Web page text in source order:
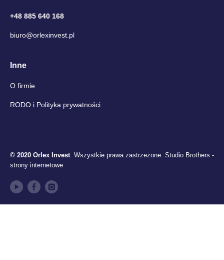
+48 885 640 168
biuro@orlexinvest.pl
Inne
O firmie
RODO i Polityka prywatności
© 2020 Orlex Invest. Wszystkie prawa zastrzeżone. Studio Brothers -
strony internetowe